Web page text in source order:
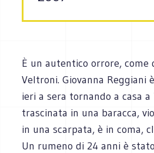
È un autentico orrore, come
Veltroni. Giovanna Reggiani
ieri a sera tornando a casa
trascinata in una baracca,
in una scarpata, è in coma,
Un rumeno di 24 anni è